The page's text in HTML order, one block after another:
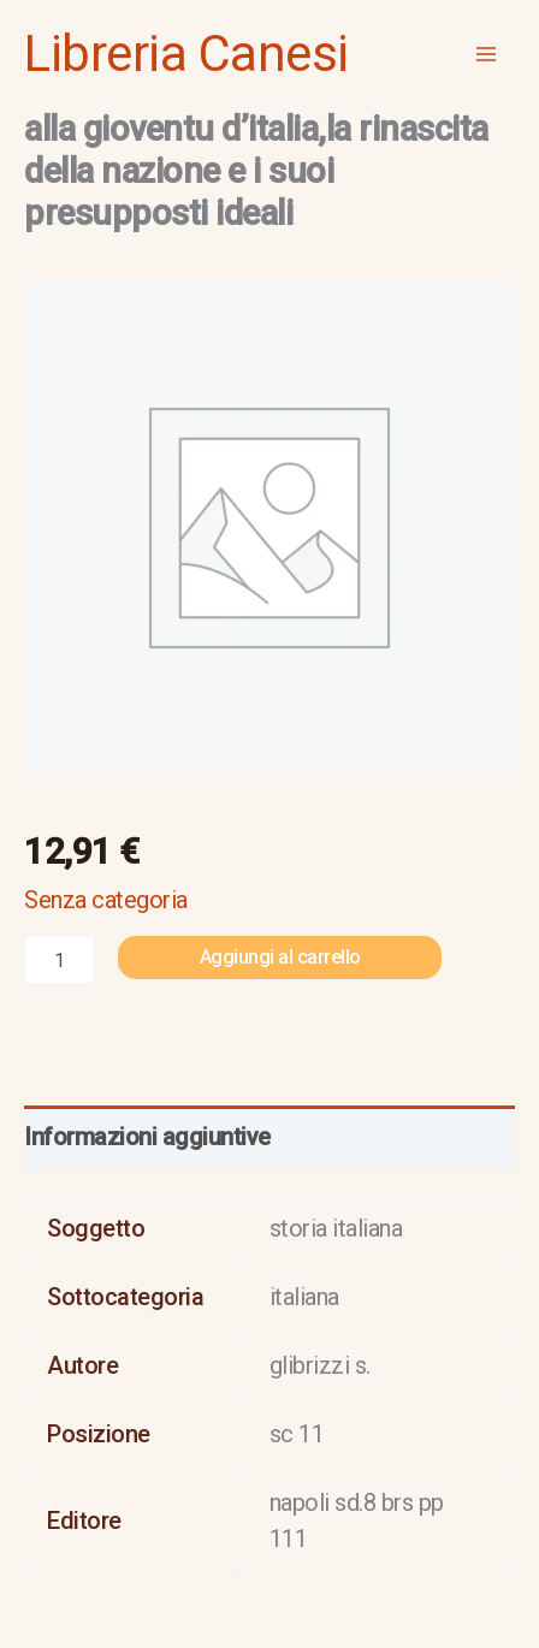
Libreria Canesi
alla gioventu d’italia,la rinascita
della nazione e i suoi
presupposti ideali
12,91 €
Senza categoria
Aggiungi al carrello
Informazioni aggiuntive
Soggetto storia italiana
Sottocategoria italiana
Autore glibrizzi s.
Posizione sc 11
Editore
napoli sd.8 brs pp
111